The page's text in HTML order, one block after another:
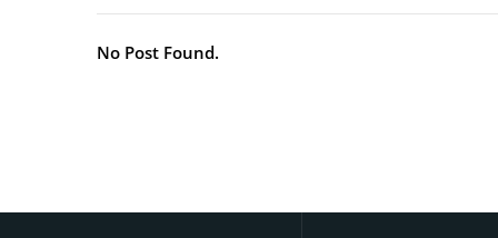
No Post Found.